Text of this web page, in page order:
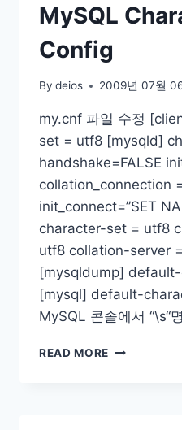
MySQL
Config
By deios 2009년 07월
my.cnf 파일 수정
set = utf8 [mysqld]
handshake=FALSE
collation_connection
init_connect=”SET
character-set = utf8
utf8 collation-server
[mysqldump]
[mysql] default-
MySQL 콘솔에서 “\s“
READ MORE MYSQL